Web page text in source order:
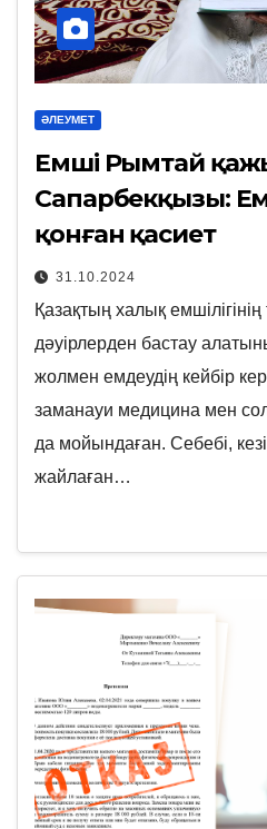
ӘЛЕУМЕТ
Емші Рымтай
Сапарбекқызы:
қонған қасиет
31.10.2024
Қазақтың халық
дәуірлерден бастау
жолмен емдеудің кейбір
заманауи медицина мен
да мойындаған. Себебі,
жайлаған…